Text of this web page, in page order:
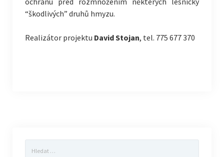
“škodlivých” druhů hmyzu.
Realizátor projektu David Stojan, tel. 775 677 370